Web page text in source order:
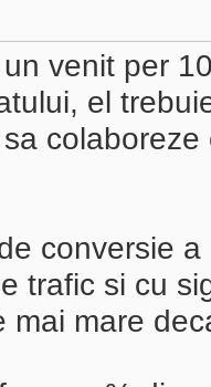
venit per
el
conversie
trafic si cu
mai mare